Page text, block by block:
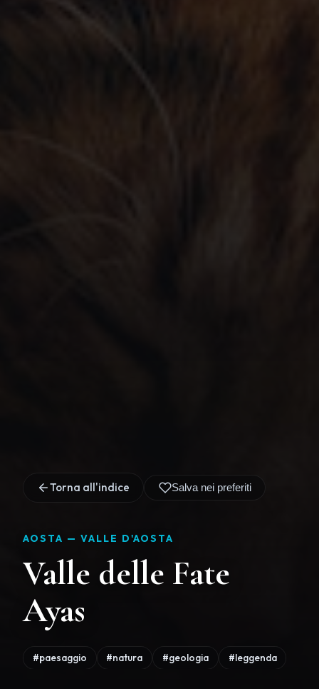
Torna all'indice Salva nei preferiti
AOSTA — VALLE D'AOSTA
Valle delle Fate
Ayas
#paesaggio #natura #geologia #leggenda